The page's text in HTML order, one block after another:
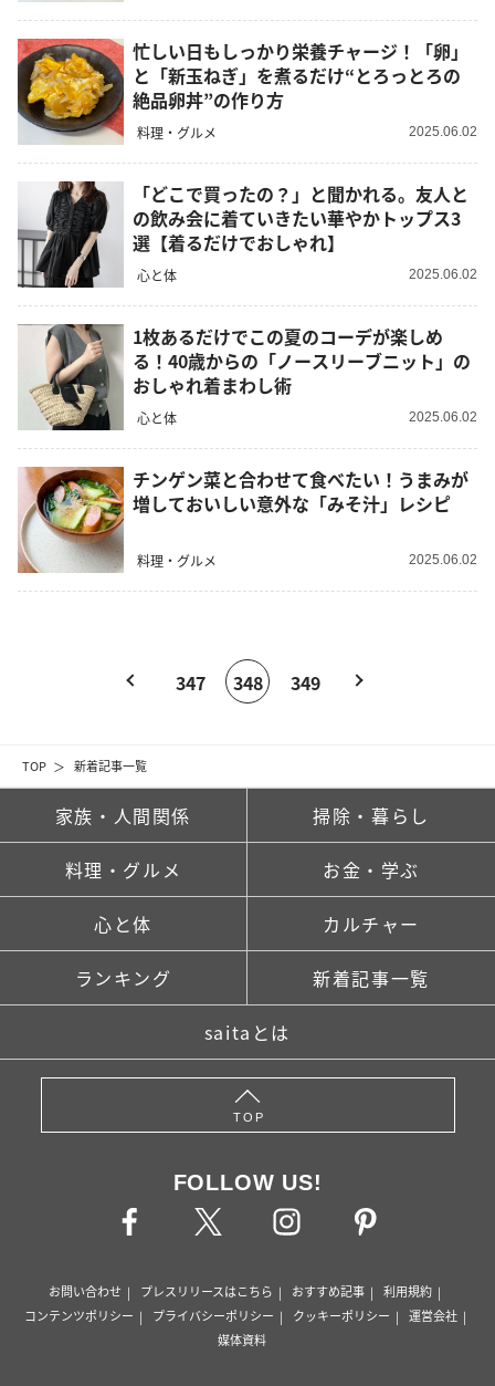
TOP 新着記事一覧
忙しい日もしっかり栄養チャージ！「卵」
と「新玉ねぎ」を煮るだけ“とろっとろの
絶品卵丼”の作り方
料理・グルメ 2025.06.02
「どこで買ったの？」と聞かれる。友人と
の飲み会に着ていきたい華やかトップス3
選【着るだけでおしゃれ】
心と体 2025.06.02
1枚あるだけでこの夏のコーデが楽しめ
る！40歳からの「ノースリーブニット」の
おしゃれ着まわし術
心と体 2025.06.02
チンゲン菜と合わせて食べたい！うまみが
増しておいしい意外な「みそ汁」レシピ
料理・グルメ 2025.06.02
347 348 349
家族・人間関係 掃除・暮らし
料理・グルメ お金・学ぶ
心と体 カルチャー
ランキング 新着記事一覧
saitaとは
TOP
FOLLOW US!
お問い合わせ プレスリリースはこちら おすすめ記事
利用規約
コンテンツポリシー
プライバシーポリシー クッキーポリシー
運営会社
媒体資料